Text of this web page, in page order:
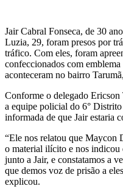
Jair Cabral Fonseca, de 30
Luzia, 29, foram presos por
tráfico. Com eles, foram
confeccionados com
aconteceram no bairro
Conforme o delegado Ericson
a equipe policial do 6°
informada de que Jair estaria
“Ele nos relatou que Maycon
o material ilícito e nos indicou
junto a Jair, e constatamos a
que demos voz de prisão a
explicou.